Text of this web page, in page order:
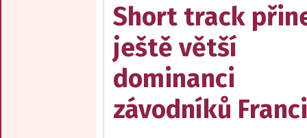
Short track
ještě větší
dominanci
závodníků